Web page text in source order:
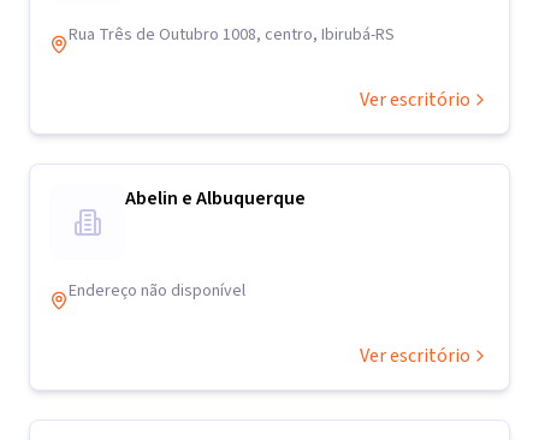
Rua Três de Outubro 1008, centro, Ibirubá-RS
Ver escritório
Abelin e Albuquerque
Endereço não disponível
Ver escritório